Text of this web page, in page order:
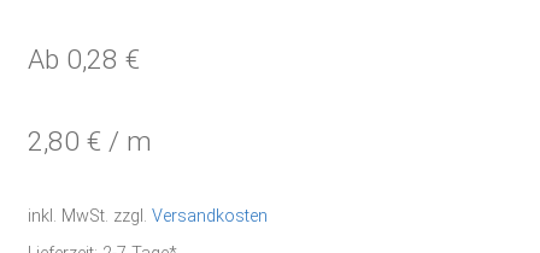
Ab 0,28 €
2,80 € / m
inkl. MwSt. zzgl. Versandkosten